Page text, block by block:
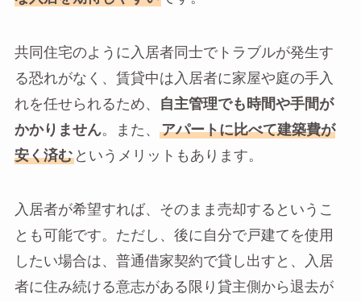
共同住宅のように入居者同士でトラブルが発生す
る恐れがなく、賃貸中は入居者に家屋や庭の手入
れを任せられるため、
自主管理でも時間や手間が
かかりません。また、
アパートに比べて建築費が
安く済むというメリットもあります。
入居者が希望すれば、そのまま売却するというこ
とも可能です。ただし、後に自分で戸建てを使用
したい場合は、普通借家契約で貸し出すと、入居
者に住み続ける意志がある限り貸主側から退去が